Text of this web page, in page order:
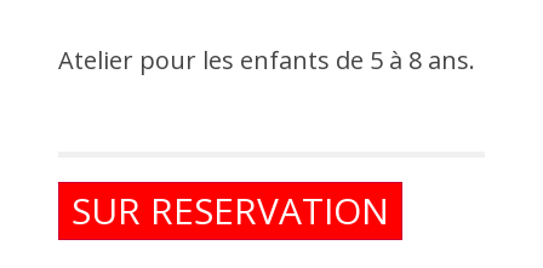
Atelier pour les enfants de 5 à 8 ans.
SUR RESERVATION